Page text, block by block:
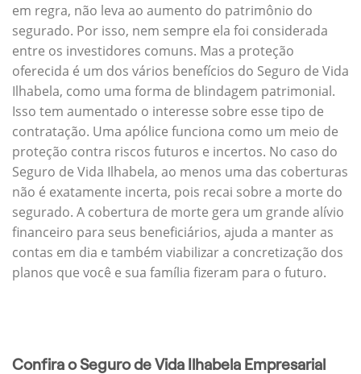
em regra, não leva ao aumento do patrimônio do
segurado. Por isso, nem sempre ela foi considerada
entre os investidores comuns. Mas a proteção
oferecida é um dos vários benefícios do Seguro de Vida
Ilhabela, como uma forma de blindagem patrimonial.
Isso tem aumentado o interesse sobre esse tipo de
contratação. Uma apólice funciona como um meio de
proteção contra riscos futuros e incertos. No caso do
Seguro de Vida Ilhabela, ao menos uma das coberturas
não é exatamente incerta, pois recai sobre a morte do
segurado. A cobertura de morte gera um grande alívio
financeiro para seus beneficiários, ajuda a manter as
contas em dia e também viabilizar a concretização dos
planos que você e sua família fizeram para o futuro.
Confira o Seguro de Vida Ilhabela Empresarial